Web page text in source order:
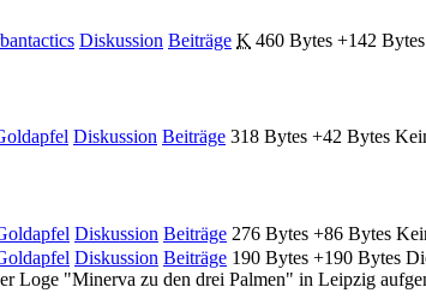
Diskussion Beiträge K 460 Bytes +142 Bytes
Diskussion Beiträge 318 Bytes +42 Bytes
Diskussion Beiträge 276 Bytes +86 Bytes
Diskussion Beiträge 190 Bytes +190 Bytes
Loge "Minerva zu den drei Palmen" in Leipzig